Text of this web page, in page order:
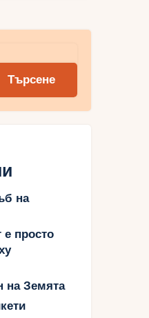
Търсене
на
е просто
на Земята